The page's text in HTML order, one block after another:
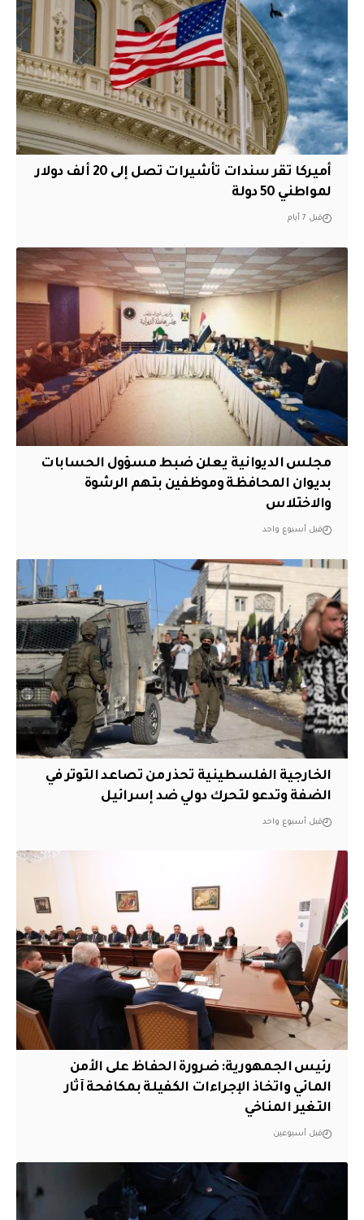
أميركا تقر سندات تأشيرات تصل إلى 20 ألف دولار
لمواطني 50 دولة
قبل 7 أيام
مجلس الديوانية يعلن ضبط مسؤول الحسابات
بديوان المحافظة وموظفين بتهم الرشوة
والاختلاس
قبل أسبوع واحد
الخارجية الفلسطينية تحذر من تصاعد التوتر في
الضفة وتدعو لتحرك دولي ضد إسرائيل
قبل أسبوع واحد
رئيس الجمهورية: ضرورة الحفاظ على الأمن
المائي واتخاذ الإجراءات الكفيلة بمكافحة آثار
التغير المناخي
قبل أسبوعين